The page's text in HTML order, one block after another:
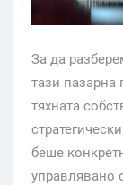
За да
тази пазарна
тяхната
беше
управлявано